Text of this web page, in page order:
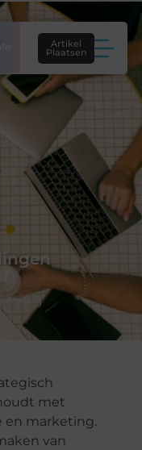
Artikel
Plaatsen
met
en marketing.
van